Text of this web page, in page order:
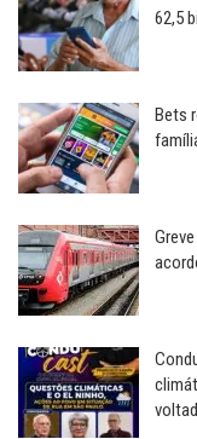
62,5
Bets